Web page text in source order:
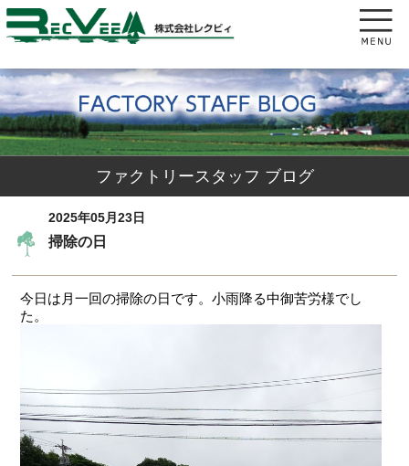
ファクトリースタッフ ブログ
2025年05月23日
掃除の日
今日は月一回の掃除の日です。小雨降る中御苦労様でし
た。